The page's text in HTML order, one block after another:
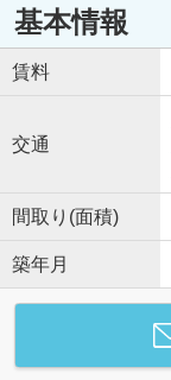
基本情報
賃料
交通
間取り(面積)
築年月